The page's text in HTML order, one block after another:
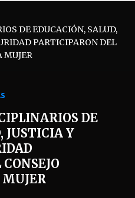
DE EDUCACIÓN, SALUD,
PARTICIPARON DEL
MUJER
DE
JUSTICIA Y